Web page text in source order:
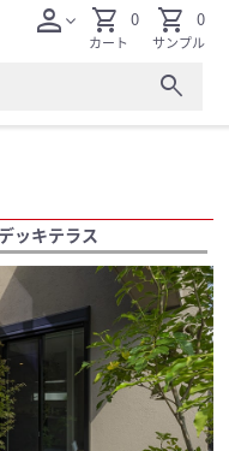
search
personexpand_more shopping_cart
カート
0 shopping_cart
サンプル
0
ッキテラス